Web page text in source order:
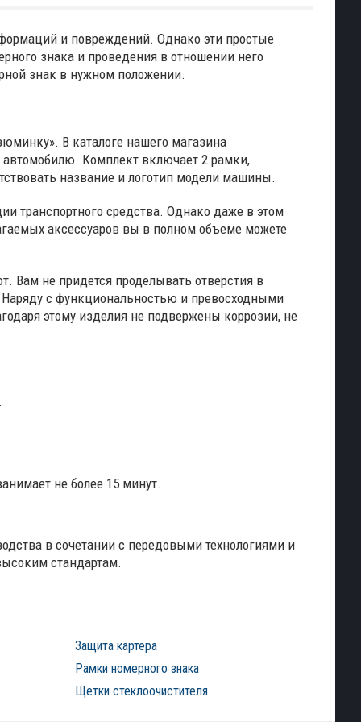
и повреждений. Однако эти простые
знака и проведения в отношении него
знак в нужном положении.
В каталоге нашего магазина
Комплект включает 2 рамки,
название и логотип модели машины.
транспортного средства. Однако даже в этом
аксессуаров вы в полном объеме можете
Вам не придется проделывать отверстия в
с функциональностью и превосходными
этому изделия не подвержены коррозии, не
не более 15 минут.
в сочетании с передовыми технологиями и
стандартам.
Защита картера
Рамки номерного знака
Щетки стеклоочистителя